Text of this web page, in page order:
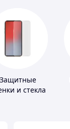
Защитные
и стекла